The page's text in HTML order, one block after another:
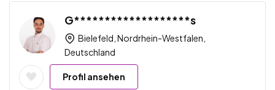
G*******************s
Bielefeld, Nordrhein-Westfalen,
Deutschland
Profil ansehen